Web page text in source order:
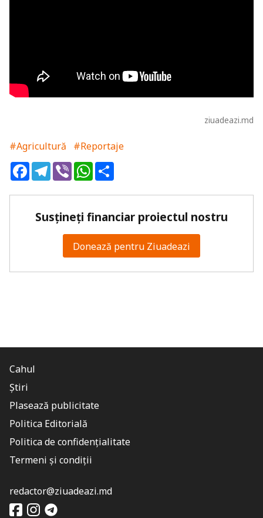
ziuadeazi.md
#Agricultură
#Reportaje
FacebookTelegram
ViberWhatsApp
Susțineți financiar proiectul nostru
Donează pentru Ziuadeazi
Cahul
Știri
Plasează publicitate
Politica Editorială
Politica de confidențialitate
Termeni și condiții
redactor@ziuadeazi.md